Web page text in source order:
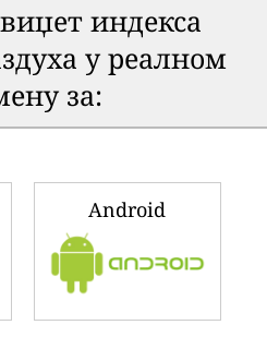
индекса
у реалном
за:
Android